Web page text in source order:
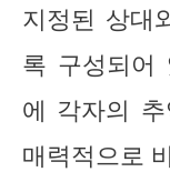
지정된 상대
록 구성되어
에 각자의
매력적으로